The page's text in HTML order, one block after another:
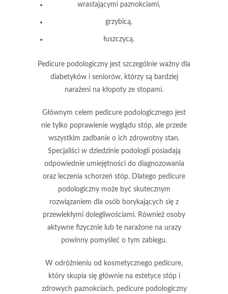
wrastającymi paznokciami,
grzybicą,
łuszczycą.
Pedicure podologiczny jest szczególnie ważny dla
diabetyków i seniorów, którzy są bardziej
narażeni na kłopoty ze stopami.
Głównym celem pedicure podologicznego jest
nie tylko poprawienie wyglądu stóp, ale przede
wszystkim zadbanie o ich zdrowotny stan.
Specjaliści w dziedzinie podologii posiadają
odpowiednie umiejętności do diagnozowania
oraz leczenia schorzeń stóp. Dlatego pedicure
podologicznymoże być skutecznym
rozwiązaniem dla osób borykających się z
przewlekłymi dolegliwościami. Również osoby
aktywne fizycznie lub te narażone na urazy
powinny pomyśleć o tym zabiegu.
W odróżnieniu od kosmetycznego pedicure,
który skupia się głównie na estetyce stóp i
zdrowych paznokciach, pedicure podologiczny